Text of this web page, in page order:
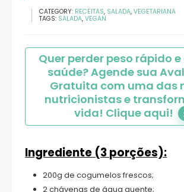
CATEGORY: RECEITAS, SALADA, VEGETARIANA
TAGS: SALADA, VEGAN
Quer perder peso rápido
saúde? Agende sua
Gratuita com uma das
nutricionistas e
vida! Clique aqui!
Ingrediente (3 porções):
200g de cogumelos frescos;
2 chávenas de água quente;